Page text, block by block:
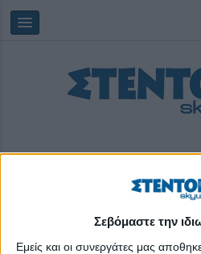
Σεβόμαστε την
Εμείς και οι συνεργάτες μας